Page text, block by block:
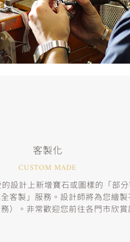
客製化
CUSTOM MADE
設計上新增寶石或圖樣的「部分
客製」服務。設計師將為您繪
）。非常歡迎您前往各門市欣賞